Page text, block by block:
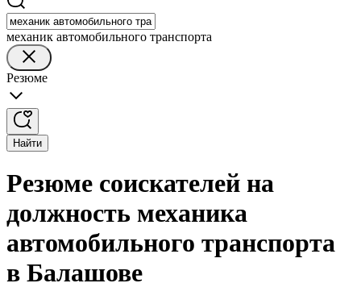
механик автомобильного транспорта
Резюме
Найти
Резюме соискателей на
должность механика
автомобильного транспорта
в Балашове